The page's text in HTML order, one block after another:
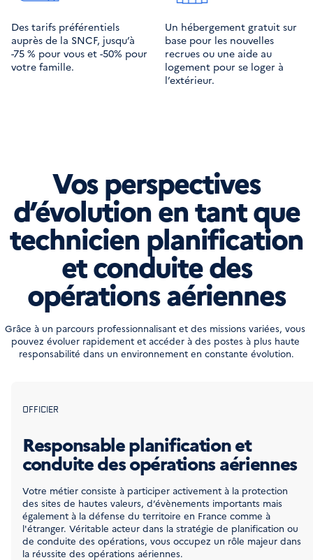
Des tarifs préférentiels
auprès de la SNCF, jusqu’à
-75 % pour vous et -50% pour
votre famille.
Un hébergement gratuit sur
base pour les nouvelles
recrues ou une aide au
logement pour se loger à
l’extérieur.
Vos perspectives
d’évolution en tant que
technicien planification
et conduite des
opérations aériennes
Grâce à un parcours professionnalisant et des missions variées, vous
pouvez évoluer rapidement et accéder à des postes à plus haute
responsabilité dans un environnement en constante évolution.
OFFICIER
Responsable planification et
conduite des opérations aériennes
Votre métier consiste à participer activement à la protection
des sites de hautes valeurs, d’évènements importants mais
également à la défense du territoire en France comme à
l'étranger. Véritable acteur dans la stratégie de planification ou
de conduite des opérations, vous occupez un rôle majeur dans
la réussite des opérations aériennes.